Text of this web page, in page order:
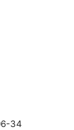
34